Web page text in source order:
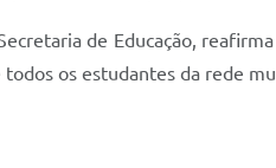
de Educação,
os estudantes da rede